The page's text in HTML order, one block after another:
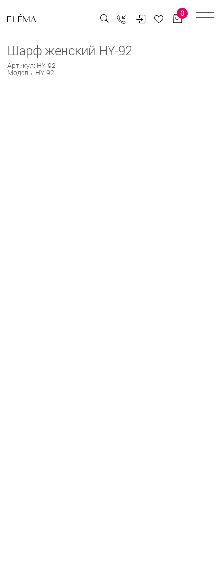
0
Шарф женский HY-92
Артикул: HY-92
Модель: HY-92